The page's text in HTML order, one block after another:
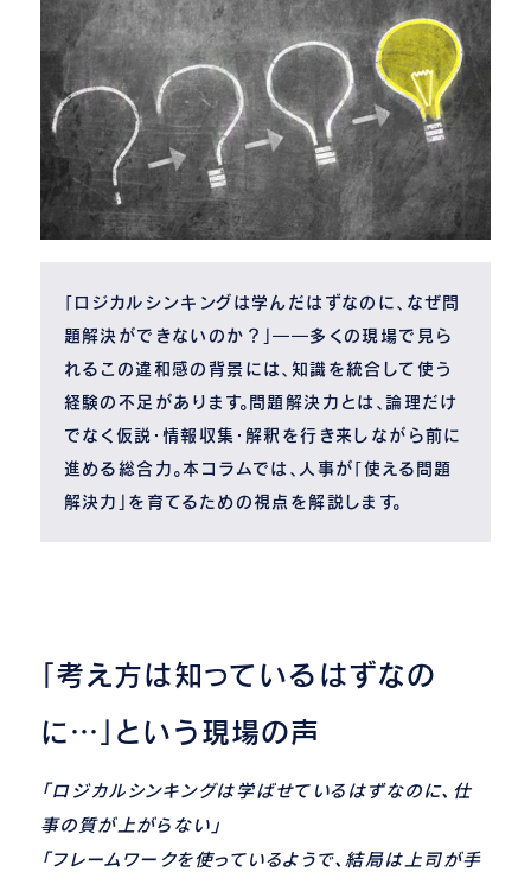
「ロジカルシンキングは学んだはずなのに、なぜ問
題解決ができないのか？」――多くの現場で見ら
れるこの違和感の背景には、知識を統合して使う
経験の不足があります。問題解決力とは、論理だけ
でなく仮説・情報収集・解釈を行き来しながら前に
進める総合力。本コラムでは、人事が「使える問題
解決力」を育てるための視点を解説します。
「考え方は知っているはずなの
に…」という現場の声
「ロジカルシンキングは学ばせているはずなのに、仕
事の質が上がらない」
「フレームワークを使っているようで、結局は上司が手